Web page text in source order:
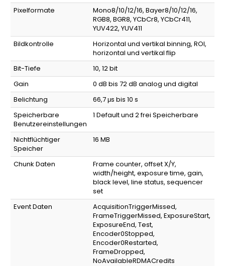
Pixelformate
Mono8/10/12/16, Bayer8/10/12/16,
RGB8, BGR8, YCbCr8, YCbCr411,
YUV422, YUV411
Bildkontrolle
Horizontal und vertikal binning, ROI,
horizontal und vertikal flip
Bit-Tiefe
10, 12 bit
Gain
0 dB bis 72 dB analog und digital
Belichtung
66,7 μs bis 10 s
Speicherbare
Benutzereinstellungen
1 Default und 2 frei Speicherbare
Nichtflüchtiger
Speicher
16 MB
Chunk Daten
Frame counter, offset X/Y,
width/height, exposure time, gain,
black level, line status, sequencer
set
Event Daten
AcquisitionTriggerMissed,
FrameTriggerMissed, ExposureStart,
ExposureEnd, Test,
Encoder0Stopped,
Encoder0Restarted,
FrameDropped,
NoAvailableRDMACredits